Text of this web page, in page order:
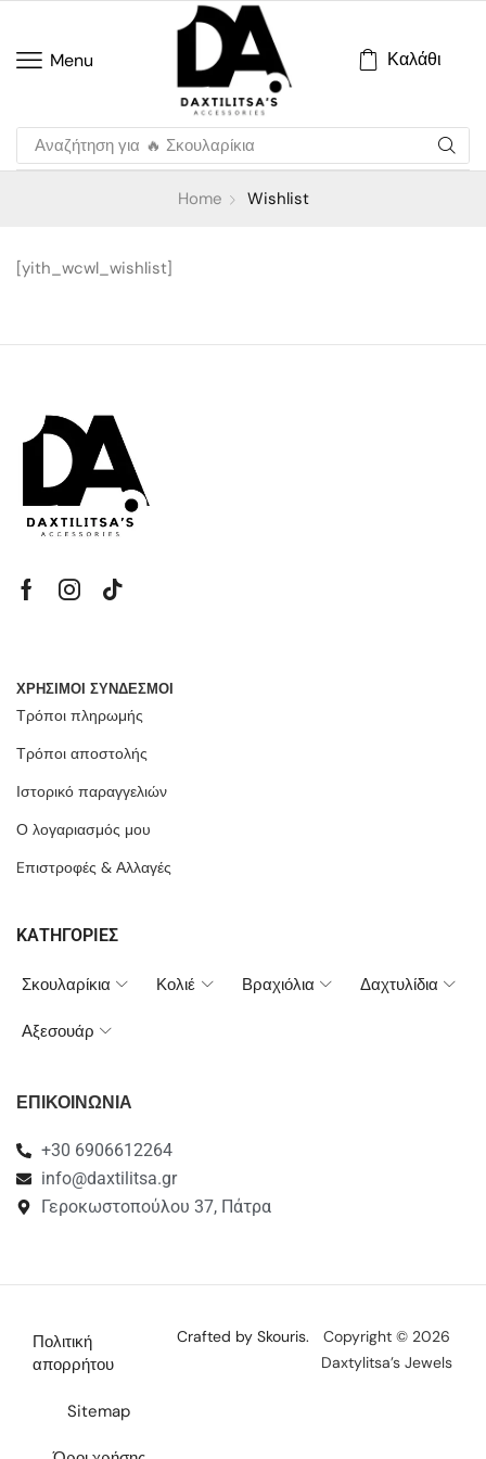
Menu Καλάθι
Αναζήτηση για 🔥 Σκουλαρίκια
Home Wishlist
[yith_wcwl_wishlist]
ΧΡΗΣΙΜΟΙ ΣΥΝΔΕΣΜΟΙ
Τρόποι πληρωμής
Τρόποι αποστολής
Ιστορικό παραγγελιών
Ο λογαριασμός μου
Eπιστροφές & Αλλαγές
ΚΑΤΗΓΟΡΙΕΣ
Σκουλαρίκια Κολιέ Βραχιόλια Δαχτυλίδια
Αξεσουάρ
ΕΠΙΚΟΙΝΩΝΙΑ
+30 6906612264
info@daxtilitsa.gr
Γεροκωστοπούλου 37, Πάτρα
Πολιτική
απορρήτου
Sitemap
Crafted by Skouris.
Copyright © 2026
Daxtylitsa’s Jewels